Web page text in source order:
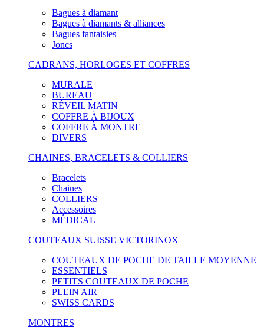
Bagues à diamant
Bagues à diamants & alliances
Bagues fantaisies
Joncs
CADRANS, HORLOGES ET COFFRES
MURALE
BUREAU
RÉVEIL MATIN
COFFRE À BIJOUX
COFFRE À MONTRE
DIVERS
CHAINES, BRACELETS & COLLIERS
Bracelets
Chaines
COLLIERS
Accessoires
MÉDICAL
COUTEAUX SUISSE VICTORINOX
COUTEAUX DE POCHE DE TAILLE MOYENNE
ESSENTIELS
PETITS COUTEAUX DE POCHE
PLEIN AIR
SWISS CARDS
MONTRES